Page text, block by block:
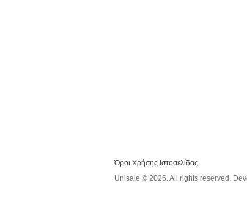
Όροι Χρήσης Ιστοσελίδας
Unisale © 2026. All rights reserved.